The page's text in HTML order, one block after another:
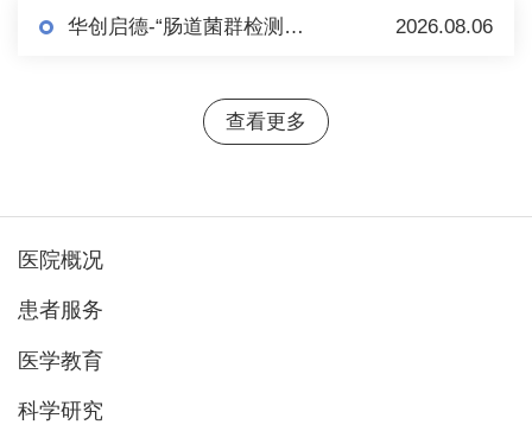
华创启德-“肠道菌群检测+肠菌制备”项目市场调研 2026.08.06
查看更多
医院概况
患者服务
医学教育
科学研究